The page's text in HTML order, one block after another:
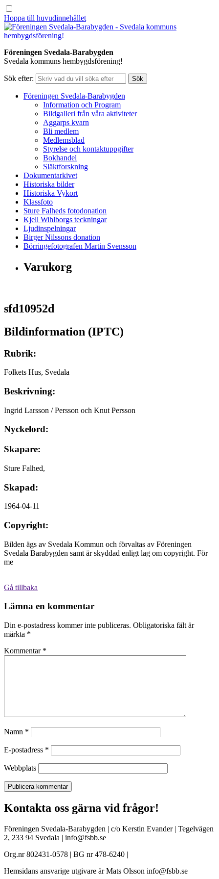
Hoppa till huvudinnehållet
Föreningen Svedala-Barabygden
Svedala kommuns hembygdsförening!
Sök efter:
Föreningen Svedala-Barabygden
Information och Program
Bildgalleri från våra aktiviteter
Aggarps kvarn
Bli medlem
Medlemsblad
Styrelse och kontaktuppgifter
Bokhandel
Släktforskning
Dokumentarkivet
Historiska bilder
Historiska Vykort
Klassfoto
Sture Falheds fotodonation
Kjell Wihlborgs teckningar
Ljudinspelningar
Birger Nilssons donation
Börringefotografen Martin Svensson
Varukorg
sfd10952d
Bildinformation (IPTC)
Rubrik:
Folkets Hus, Svedala
Beskrivning:
Ingrid Larsson / Persson och Knut Persson
Nyckelord:
Skapare:
Sture Falhed,
Skapad:
1964-04-11
Copyright:
Bilden ägs av Svedala Kommun och förvaltas av Föreningen
Svedala Barabygden samt är skyddad enligt lag om copyright. För
me
Gå tillbaka
Lämna en kommentar
Din e-postadress kommer inte publiceras. Obligatoriska fält är
märkta *
Kommentar *
Namn *
E-postadress *
Webbplats
Kontakta oss gärna vid frågor!
Föreningen Svedala-Barabygden | c/o Kerstin Evander | Tegelvägen
2, 233 94 Svedala | info@fsbb.se
Org.nr 802431-0578 | BG nr 478-6240 |
Hemsidans ansvarige utgivare är Mats Olsson info@fsbb.se